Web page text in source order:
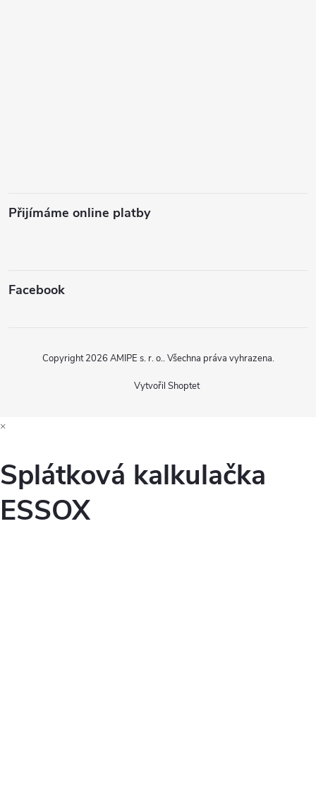
Přijímáme online platby
Facebook
Vytvořil Shoptet
Copyright 2026 AMIPE s. r. o.. Všechna práva vyhrazena.
×
Splátková kalkulačka
ESSOX